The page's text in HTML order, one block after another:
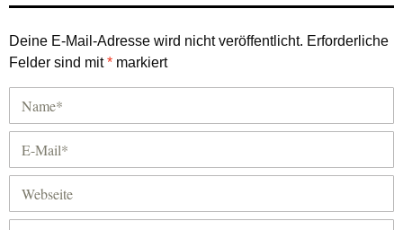
Deine E-Mail-Adresse wird nicht veröffentlicht. Erforderliche
Felder sind mit* markiert